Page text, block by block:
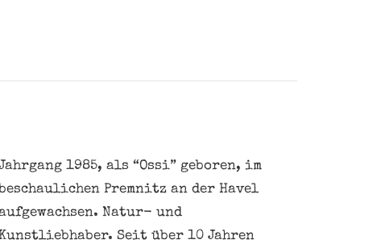
1985, als “Ossi” geboren, im
beschaulichen Premnitz an der Havel
Natur- und
Kunstliebhaber. Seit über 10 Jahren